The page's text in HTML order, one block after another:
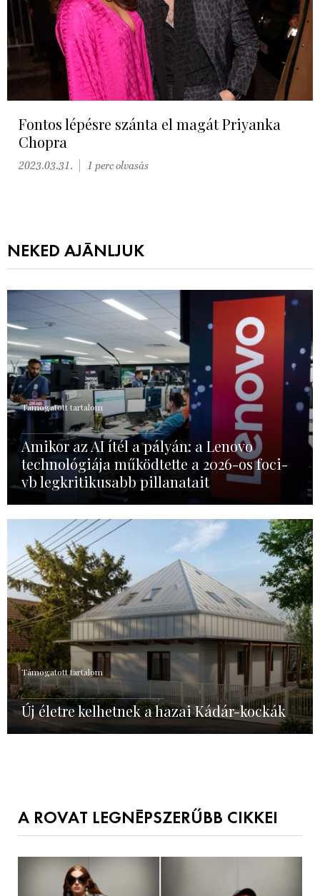
Fontos lépésre szánta el magát Priyanka
Chopra
2023.03.31. 1 perc olvasás
NEKED AJÁNLJUK
Támogatott tartalom
Amikor az AI ítél a pályán: a Lenovo
technológiája működtette a 2026-os foci-
vb legkritikusabb pillanatait
Támogatott tartalom
Új életre kelhetnek a hazai Kádár-kockák
A ROVAT LEGNÉPSZERŰBB CIKKEI